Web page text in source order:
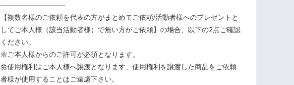
─────────────
【複数名様のご依頼を代表の方がまとめてご依頼/活動者様へのプレゼントと
してご本人様（該当活動者様）で無い方がご依頼】の場合、以下の2点ご確認
ください。
🌼ご本人様からのご許可が必須となります。
🌼使用権利はご本人様へ譲渡となります、使用権利を譲渡した商品をご依頼
者様が使用することはご遠慮下さい。